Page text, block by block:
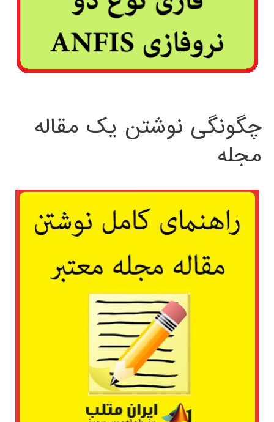
چگونگی نوشتن یک مقاله
مجله